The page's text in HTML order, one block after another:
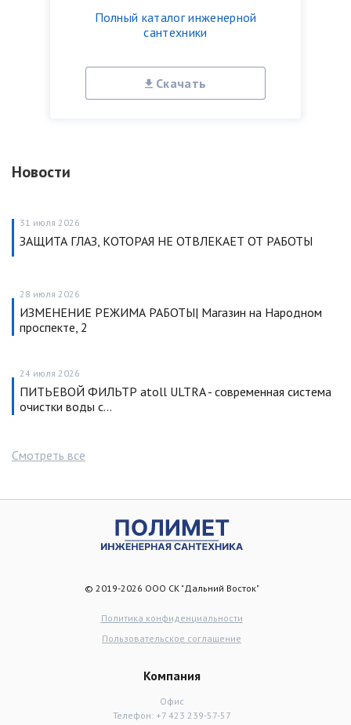
Полный каталог инженерной
сантехники
Скачать
Новости
31 июля 2026
ЗАЩИТА ГЛАЗ, КОТОРАЯ НЕ ОТВЛЕКАЕТ ОТ РАБОТЫ
28 июля 2026
ИЗМЕНЕНИЕ РЕЖИМА РАБОТЫ| Магазин на Народном
проспекте, 2
24 июля 2026
ПИТЬЕВОЙ ФИЛЬТР atoll ULTRA - современная система
очистки воды с…
Смотреть все
© 2019-2026 ООО СК "Дальний Восток"
Политика конфиденциальности
Пользовательское соглашение
Компания
Офис
Телефон: +7 423 239-57-57